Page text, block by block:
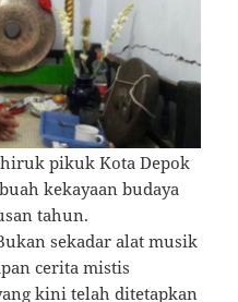
pikuk Kota Depok
kekayaan budaya
tahun.
sekadar alat musik
cerita mistis
kini telah ditetapkan